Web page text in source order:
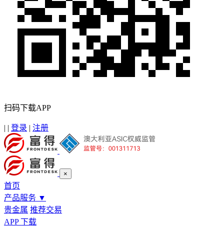
扫码下载APP
| | 登录 | 注册
×
首页
产品服务 ▼
贵金属 推荐交易
APP 下载